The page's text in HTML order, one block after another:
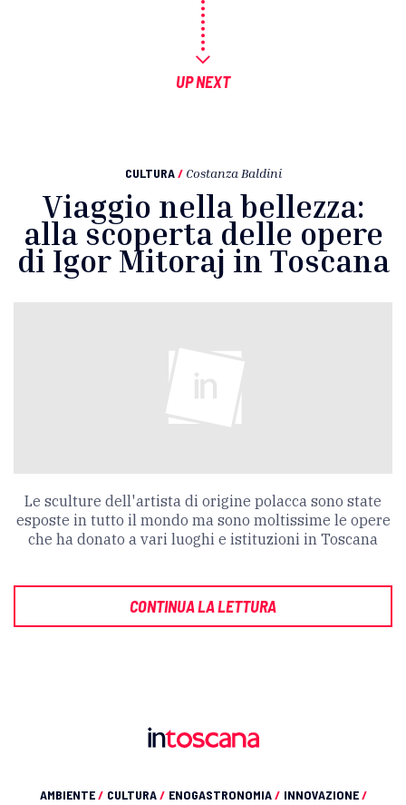
UP NEXT
CULTURA / Costanza Baldini
Viaggio nella bellezza:
alla scoperta delle opere
di Igor Mitoraj in Toscana
Le sculture dell'artista di origine polacca sono state
esposte in tutto il mondo ma sono moltissime le opere
che ha donato a vari luoghi e istituzioni in Toscana
CONTINUA LA LETTURA
AMBIENTE/ CULTURA/ ENOGASTRONOMIA/ INNOVAZIONE/